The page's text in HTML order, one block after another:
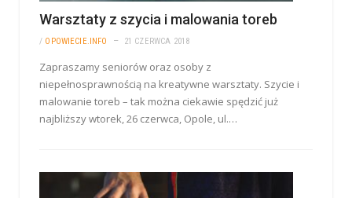
Warsztaty z szycia i malowania toreb
/ OPOWIECIE.INFO 21 CZERWCA 2018
Zapraszamy seniorów oraz osoby z
niepełnosprawnością na kreatywne warsztaty. Szycie i
malowanie toreb – tak można ciekawie spędzić już
najbliższy wtorek, 26 czerwca, Opole, ul.…